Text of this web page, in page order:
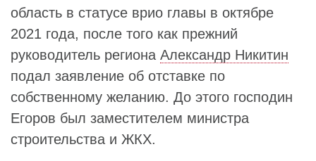
область в статусе врио главы в октябре
2021 года, после того как прежний
руководитель региона Александр Никитин
подал заявление об отставке по
собственному желанию. До этого господин
Егоров был заместителем министра
строительства и ЖКХ.